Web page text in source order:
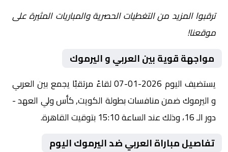
ترقبوا المزيد من التغطيات الحصرية والمباريات المثيرة على
موقعنا!
مواجهة قوية بين العربي و اليرموك
يستضيف اليوم 2026-01-07 لقاءً مرتقبًا يجمع بين العربي
و اليرموك ضمن منافسات بطولة الكويت, كأس ولي العهد -
دور الـ 16، وذلك عند الساعة 15:10 بتوقيت القاهرة.
تفاصيل مباراة العربي ضد اليرموك اليوم